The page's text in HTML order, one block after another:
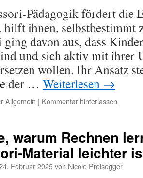
Pädagogik fördert die
ihnen, selbstbestimmt
davon aus, dass
und sich aktiv mit ihrer
wollen. Ihr Ansatz
der … Weiterlesen →
Allgemein | Kommentar hinterlassen
warum Rechnen
Material leichter
Februar 2025von Nicole Preisegger